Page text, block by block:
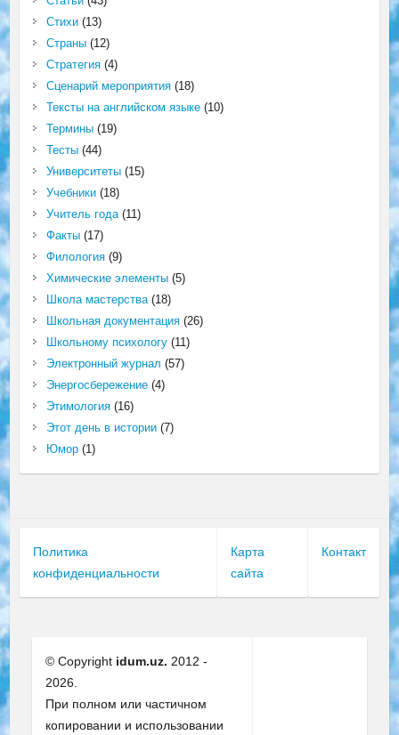
Стихи(13)
Страны(12)
Стратегия(4)
Сценарий мероприятия(18)
Тексты на английском языке(10)
Термины(19)
Тесты(44)
Университеты(15)
Учебники(18)
Учитель года(11)
Факты(17)
Филология(9)
Химические элементы(5)
Школа мастерства(18)
Школьная документация(26)
Школьному психологу(11)
Электронный журнал (57)
Энергосбережение(4)
Этимология(16)
Этот день в истории(7)
Юмор(1)
Политика
конфиденциальности
Карта
сайта
Контакт
© Copyright idum.uz. 2012 -
2026.
При полном или частичном
копировании и использовании